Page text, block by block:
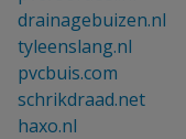
drainagebuizen.nl
tyleenslang.nl
pvcbuis.com
schrikdraad.net
haxo.nl